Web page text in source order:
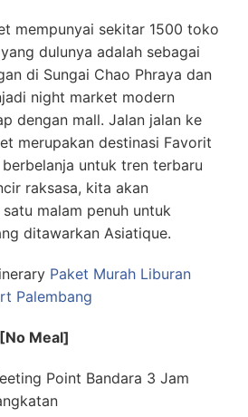
mempunyai sekitar 1500 toko
dulunya adalah sebagai
di Sungai Chao Phraya dan
night market modern
dengan mall. Jalan jalan ke
merupakan destinasi Favorit
untuk tren terbaru
raksasa, kita akan
malam penuh untuk
ditawarkan Asiatique.
Paket Murah Liburan
Palembang
Meal]
Point Bandara 3 Jam